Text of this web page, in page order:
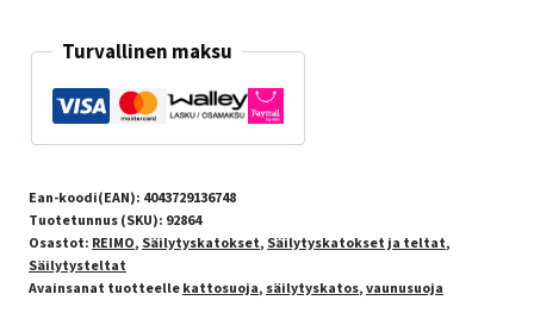
Turvallinen maksu
Ean-koodi(EAN): 4043729136748
Tuotetunnus (SKU): 92864
Osastot: REIMO, Säilytyskatokset, Säilytyskatokset ja teltat,
Säilytysteltat
Avainsanat tuotteelle kattosuoja, säilytyskatos, vaunusuoja